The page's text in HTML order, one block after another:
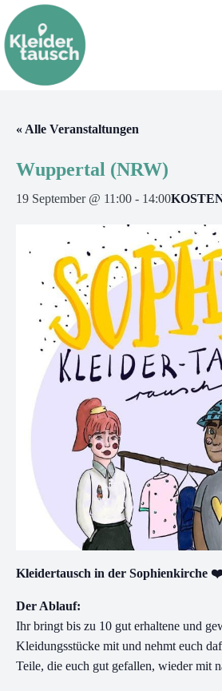
« Alle Veranstaltungen
Wuppertal (NRW)
19 September @ 11:00 - 14:00
Kleidertausch in der Sophienkirche
Der Ablauf:
Ihr bringt bis zu 10 gut erhaltene und
Kleidungsstücke mit und nehmt euch
Teile, die euch gut gefallen, wieder mit